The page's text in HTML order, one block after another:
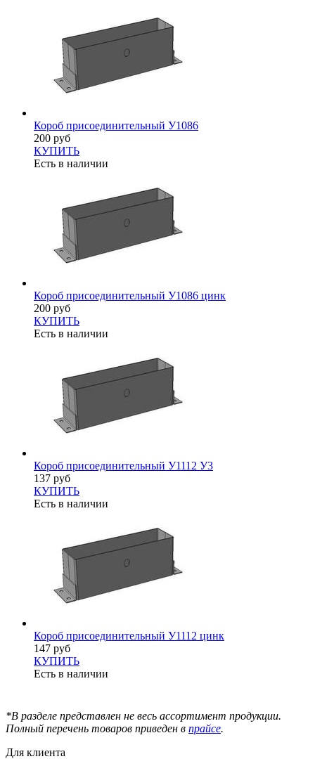
Короб присоединительный У1086
200 руб
КУПИТЬ
Есть в наличии
Короб присоединительный У1086 цинк
200 руб
КУПИТЬ
Есть в наличии
Короб присоединительный У1112 У3
137 руб
КУПИТЬ
Есть в наличии
Короб присоединительный У1112 цинк
147 руб
КУПИТЬ
Есть в наличии
*В разделе представлен не весь ассортимент продукции.
Полный перечень товаров приведен в прайсе.
Для клиента